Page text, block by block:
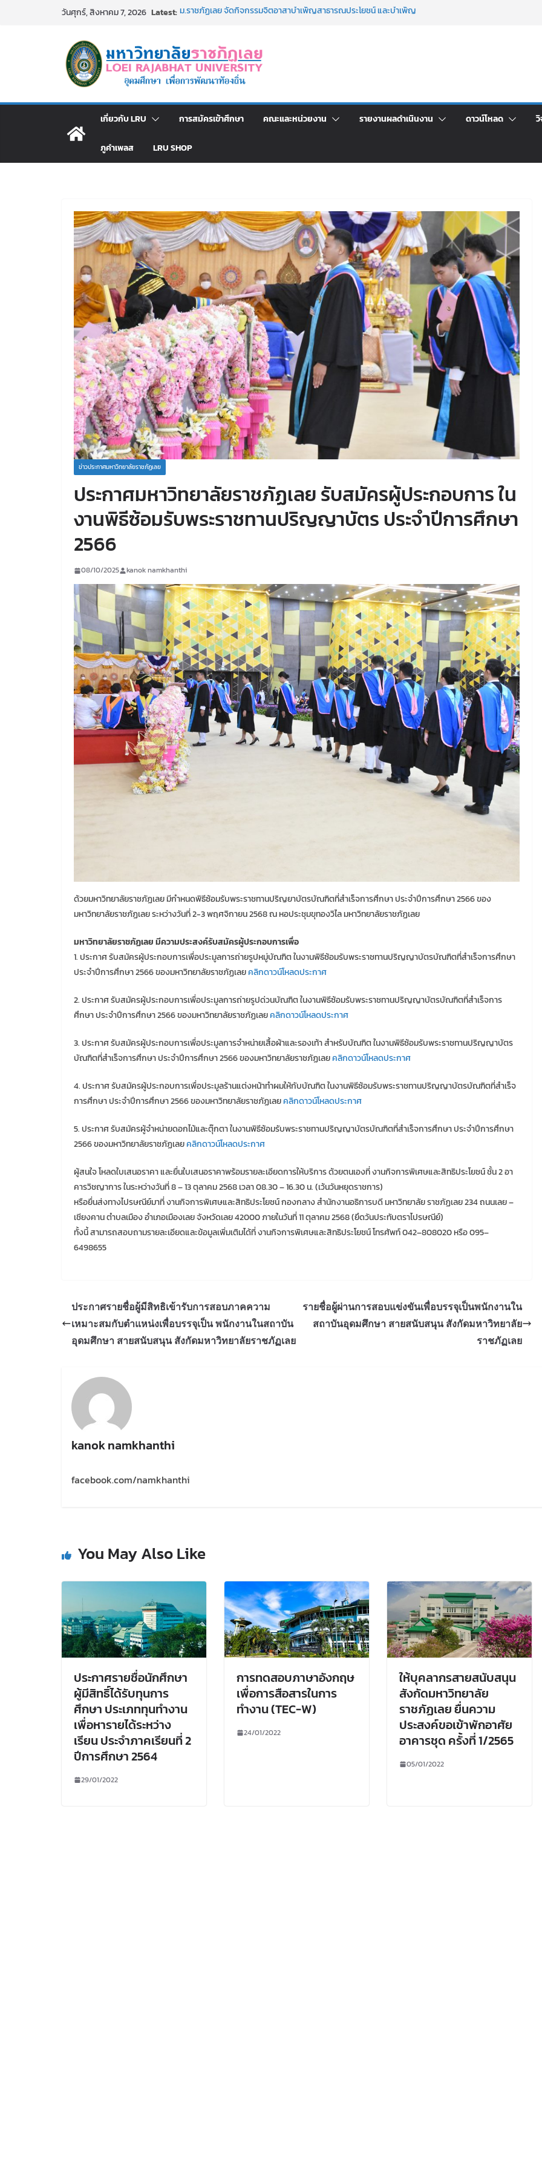
วันศุกร์, สิงหาคม 7, 2026 Latest:ม.ราชภัฏเลย จัดกิจกรรมจิตอาสาบำเพ็ญสาธารณประโยชน์ และบำเพ็ญ
มหาวิทยาลัยราชภัฏเลย ด้วยเงินนอกงบประมาณ ประเภทเงินรายได้
ม.ราชภัฏเลย จัดมหกรรมวิชาการ เปิดบ้าน LRU ครั้งที่ 4 เปิดให้นักเรียน
มัธยมปลายค้นหาสาขาวิชาในฝัน สู่อนาคตที่ใช่
อธิการบดี มรภ.เลย ร่วมประชุมชี้แจงกับคณะอนุกรรมาธิการ ประจำ
ประกาศผู้ชนะการเสนอราคา จ้างทำปกปริญญาบัตร จำนวน ๑,๙๗๒ ชุด
โดยวิธีเฉพาะเจาะจง
เกี่ยวกับ LRU การสมัครเข้าศึกษา คณะและหน่วยงาน รายงานผลดำเนินงาน ดาวน์โหลด
ภูคำเพลส LRU SHOP
ข่าวประกาศมหาวิทยาลัยราชภัฏเลย
ประกาศมหาวิทยาลัยราชภัฏเลย รับสมัครผู้ประกอบการ ใน
งานพิธีซ้อมรับพระราชทานปริญญาบัตร ประจำปีการศึกษา
2566
08/10/2025 kanok namkhanthi
ด้วยมหาวิทยาลัยราชภัฏเลย มีกำหนดพิธีซ้อมรับพระราชทานปริญยาบัตรบัณฑิตที่สำเร็จการศึกษา ประจำปีการศึกษา 2566 ของ
มหาวิทยาลัยราชภัฏเลย ระหว่างวันที่ 2-3 พฤศจิกายน 2568 ณ หอประชุมขุทองวิไล มหาวิทยาลัยราชภัฏเลย
มหาวิทยาลัยราชภัฏเลย มีความประสงค์รับสมัครผู้ประกอบการเพื่อ
1. ประกาศ รับสมัครผู้ประกอบการเพื่อประมูลการถ่ายรูปหมู่บัณฑิต ในงานพิธีซ้อมรับพระราชทานปริญญาบัตรบัณฑิตที่สำเร็จการศึกษา
ประจำปีการศึกษา 2566 ของมหาวิทยาลัยราชภัฏเลยคลิกดาวน์โหลดประกาศ
2. ประกาศ รับสมัครผู้ประกอบการเพื่อประมูลการถ่ายรูปด่วนบัณฑิต ในงานพิธีซ้อมรับพระราชทานปริญญาบัตรบัณฑิตที่สำเร็จการ
ศึกษา ประจำปีการศึกษา 2566 ของมหาวิทยาลัยราชภัฏเลยคลิกดาวน์โหลดประกาศ
3. ประกาศ รับสมัครผู้ประกอบการเพื่อประมูลการจำหน่ายเสื้อผ้าและรองเท้า สำหรับบัณฑิต ในงานพิธีซ้อมรับพระราชทานปริญญาบัตร
บัณฑิตที่สำเร็จการศึกษา ประจำปีการศึกษา 2566 ของมหาวิทยาลัยราชภัฏเลยคลิกดาวน์โหลดประกาศ
4. ประกาศ รับสมัครผู้ประกอบการเพื่อประมูลร้านแต่งหน้าทำผมให้กับบัณฑิต ในงานพิธีซ้อมรับพระราชทานปริญญาบัตรบัณฑิตที่สำเร็จ
การศึกษา ประจำปีการศึกษา 2566 ของมหาวิทยาลัยราชภัฏเลยคลิกดาวน์โหลดประกาศ
5. ประกาศ รับสมัครผู้จำหน่ายดอกไม้และตุ๊กตา ในงานพิธีซ้อมรับพระราชทานปริญญาบัตรบัณฑิตที่สำเร็จการศึกษา ประจำปีการศึกษา
2566 ของมหาวิทยาลัยราชภัฏเลยคลิกดาวน์โหลดประกาศ
ผู้สนใจ โหลดใบเสนอราคา และยื่นใบเสนอราคาพร้อมรายละเอียดการให้บริการ ด้วยตนเองที่ งานกิจการพิเศษและสิทธิประโยชน์ ชั้น 2 อา
คารวิชญาการ ในระหว่างวันที่ 8 – 13 ตุลาคม 2568 เวลา 08.30 – 16.30 น. (เว้นวันหยุดราชการ)
หรือยื่นส่งทางไปรษณีย์มาที่ งานกิจการพิเศษและสิทธิประโยชน์ กองกลาง สำนักงานอธิการบดี มหาวิทยาลัย ราชภัฏเลย 234 ถนนเลย –
เชียงคาน ตำบลเมือง อำเภอเมืองเลย จังหวัดเลย 42000 ภายในวันที่ 11 ตุลาคม 2568 (ยึดวันประทับตราไปรษณีย์)
ทั้งนี้ สามารถสอบถามรายละเอียดและข้อมูลเพิ่มเติมได้ที่ งานกิจการพิเศษและสิทธิประโยชน์ โทรศัพท์ 042–808020 หรือ 095–
6498655
ประกาศรายชื่อผู้มีสิทธิเข้ารับการสอบภาคความ
เหมาะสมกับตำแหน่งเพื่อบรรจุเป็น พนักงานในสถาบัน
อุดมศึกษา สายสนับสนุน สังกัดมหาวิทยาลัยราชภัฏเลย
รายชื่อผู้ผ่านการสอบแข่งขันเพื่อบรรจุเป็นพนักงานใน
สถาบันอุดมศึกษา สายสนับสนุน สังกัดมหาวิทยาลัย
ราชภัฏเลย
kanok namkhanthi
facebook.com/namkhanthi
You May Also Like
ประกาศรายชื่อนักศึกษา
ผู้มีสิทธิ์ได้รับทุนการ
ศึกษา ประเภททุนทำงาน
เพื่อหารายได้ระหว่าง
เรียน ประจำภาคเรียนที่ 2
ปีการศึกษา 2564
29/01/2022
การทดสอบภาษาอังกฤษ
เพื่อการสือสารในการ
ทำงาน (TEC-W)
24/01/2022
ให้บุคลากรสายสนับสนุน
สังกัดมหาวิทยาลัย
ราชภัฏเลย ยื่นความ
ประสงค์ขอเข้าพักอาศัย
อาคารชุด ครั้งที่ 1/2565
05/01/2022